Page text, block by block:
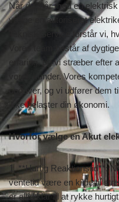
Når du står med en elektrisk
vælge en autoriseret
Teknisk Service forstår vi,
Vores team består af
erfaring, og vi stræber efter
vores kunder. Vores
opgaver, og vi udfører dem
ikke belaster din økonomi.
Hvorfor vælge en Akut
1. **Hurtig Reaktionstid**:
ventetid være en kilde til
er altid klar til at rykke